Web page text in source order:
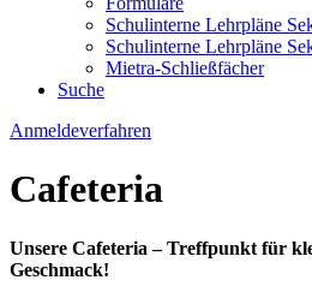
Schulinterne Lehrpläne
Schulinterne Lehrpläne
Mietra-Schließfächer
Suche
Anmeldeverfahren
Cafeteria
Unsere Cafeteria – Treffpunkt für
Geschmack!